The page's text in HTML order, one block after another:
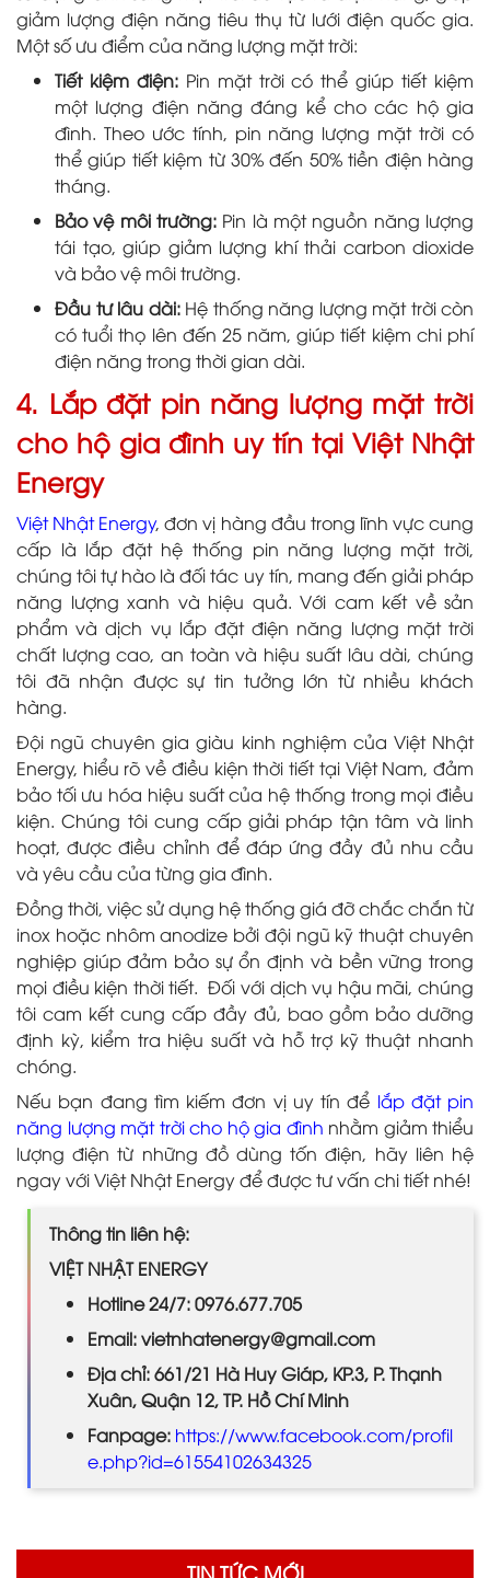
giảm lượng điện năng tiêu thụ từ lưới điện quốc gia.
Một số ưu điểm của năng lượng mặt trời:
Tiết kiệm điện: Pin mặt trời có thể giúp tiết kiệm
một lượng điện năng đáng kể cho các hộ gia
đình. Theo ước tính, pin năng lượng mặt trời có
thể giúp tiết kiệm từ 30% đến 50% tiền điện hàng
tháng.
Bảo vệ môi trường: Pin là một nguồn năng lượng
tái tạo, giúp giảm lượng khí thải carbon dioxide
và bảo vệ môi trường.
Đầu tư lâu dài: Hệ thống năng lượng mặt trời còn
có tuổi thọ lên đến 25 năm, giúp tiết kiệm chi phí
điện năng trong thời gian dài.
4. Lắp đặt pin năng lượng mặt trời
cho hộ gia đình uy tín tại Việt Nhật
Energy
Việt Nhật Energy, đơn vị hàng đầu trong lĩnh vực cung
cấp là lắp đặt hệ thống pin năng lượng mặt trời,
chúng tôi tự hào là đối tác uy tín, mang đến giải pháp
năng lượng xanh và hiệu quả. Với cam kết về sản
phẩm và dịch vụ lắp đặt điện năng lượng mặt trời
chất lượng cao, an toàn và hiệu suất lâu dài, chúng
tôi đã nhận được sự tin tưởng lớn từ nhiều khách
hàng.
Đội ngũ chuyên gia giàu kinh nghiệm của Việt Nhật
Energy, hiểu rõ về điều kiện thời tiết tại Việt Nam, đảm
bảo tối ưu hóa hiệu suất của hệ thống trong mọi điều
kiện. Chúng tôi cung cấp giải pháp tận tâm và linh
hoạt, được điều chỉnh để đáp ứng đầy đủ nhu cầu
và yêu cầu của từng gia đình.
Đồng thời, việc sử dụng hệ thống giá đỡ chắc chắn từ
inox hoặc nhôm anodize bởi đội ngũ kỹ thuật chuyên
nghiệp giúp đảm bảo sự ổn định và bền vững trong
mọi điều kiện thời tiết. Đối với dịch vụ hậu mãi, chúng
tôi cam kết cung cấp đầy đủ, bao gồm bảo dưỡng
định kỳ, kiểm tra hiệu suất và hỗ trợ kỹ thuật nhanh
chóng.
Nếu bạn đang tìm kiếm đơn vị uy tín để lắp đặt pin
năng lượng mặt trời cho hộ gia đình nhằm giảm thiểu
lượng điện từ những đồ dùng tốn điện, hãy liên hệ
ngay với Việt Nhật Energy để được tư vấn chi tiết nhé!
Thông tin liên hệ:
VIỆT NHẬT ENERGY
Hotline 24/7: 0976.677.705
Email: vietnhatenergy@gmail.com
Địa chỉ: 661/21 Hà Huy Giáp, KP.3, P. Thạnh
Xuân, Quận 12, TP. Hồ Chí Minh
Fanpage: https://www.facebook.com/profil
e.php?id=61554102634325
TIN TỨC MỚI